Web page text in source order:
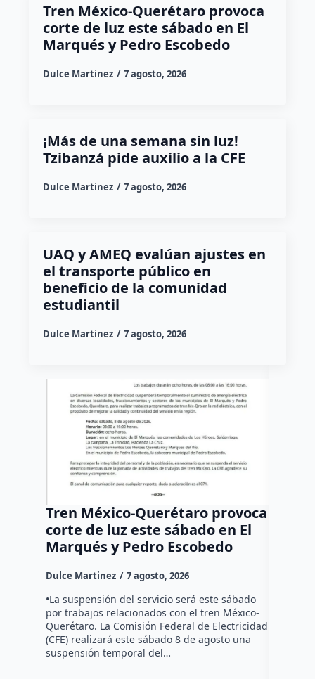
Tren México-Querétaro provoca
corte de luz este sábado en El
Marqués y Pedro Escobedo
Dulce Martinez 7 agosto, 2026
¡Más de una semana sin luz!
Tzibanzá pide auxilio a la CFE
Dulce Martinez 7 agosto, 2026
UAQ y AMEQ evalúan ajustes en
el transporte público en
beneficio de la comunidad
estudiantil
Dulce Martinez 7 agosto, 2026
Tren México-Querétaro provoca
corte de luz este sábado en El
Marqués y Pedro Escobedo
Dulce Martinez 7 agosto, 2026
•La suspensión del servicio será este sábado
por trabajos relacionados con el tren México-
Querétaro. La Comisión Federal de Electricidad
(CFE) realizará este sábado 8 de agosto una
suspensión temporal del…